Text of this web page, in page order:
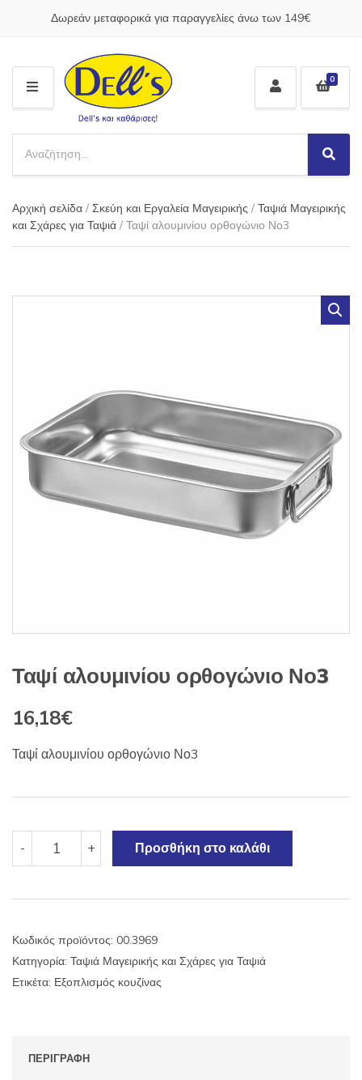
Δωρεάν μεταφορικά για παραγγελίες άνω των 149€
M
E
N
U
a
e
g
o
a
c
h
p
d
S
e
r
h
0
Αρχική σελίδα / Σκεύη και Εργαλεία Μαγειρικής / Ταψιά Μαγειρικής
και Σχάρες για Ταψιά / Ταψί αλουμινίου ορθογώνιο Νο3
Ταψί αλουμινίου ορθογώνιο Νο3
16,18€
Ταψί αλουμινίου ορθογώνιο Νο3
-
Ταψί
αλουμινίου+ Προσθήκη στο καλάθι
Κωδικός προϊόντος: 00.3969
Κατηγορία: Ταψιά Μαγειρικής και Σχάρες για Ταψιά
Ετικέτα: Εξοπλισμός κουζίνας
ΠΕΡΙΓΡΑΦΉ